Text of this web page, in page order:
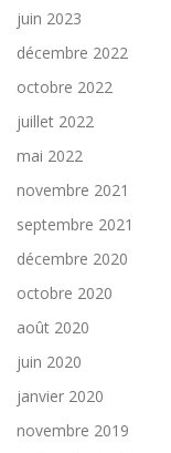
juin 2023
décembre 2022
octobre 2022
juillet 2022
mai 2022
novembre 2021
septembre 2021
décembre 2020
octobre 2020
août 2020
juin 2020
janvier 2020
novembre 2019